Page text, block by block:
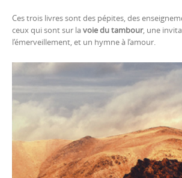
Ces trois livres sont des pépites, des
ceux qui sont sur lavoie du tambour, une
l’émerveillement, et un hymne à l’amour.